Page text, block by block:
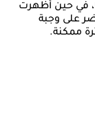
في حين أظهرت
على وجبة
ممكنة.